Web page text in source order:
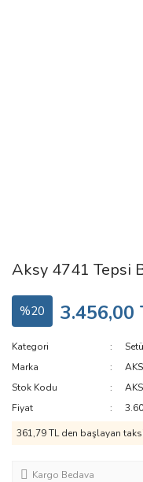
Aksy 4741 Tepsi
%20 3.456,00
Kategori
Marka
Stok Kodu
Fiyat
361,79 TL den başlayan
Kargo Bedava